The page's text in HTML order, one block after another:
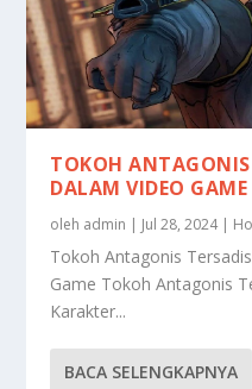
TOKOH
DALAM VIDEO GAME
oleh admin | Jul 28, 2024|
Tokoh Antagonis
Game Tokoh Antagonis
Karakter...
BACA SELENGKAPNYA